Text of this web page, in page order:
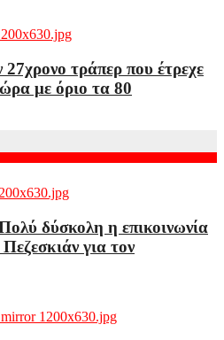
τράπερ που έτρεχε
με όριο τα 80
δύσκολη η επικοινωνία
για τον